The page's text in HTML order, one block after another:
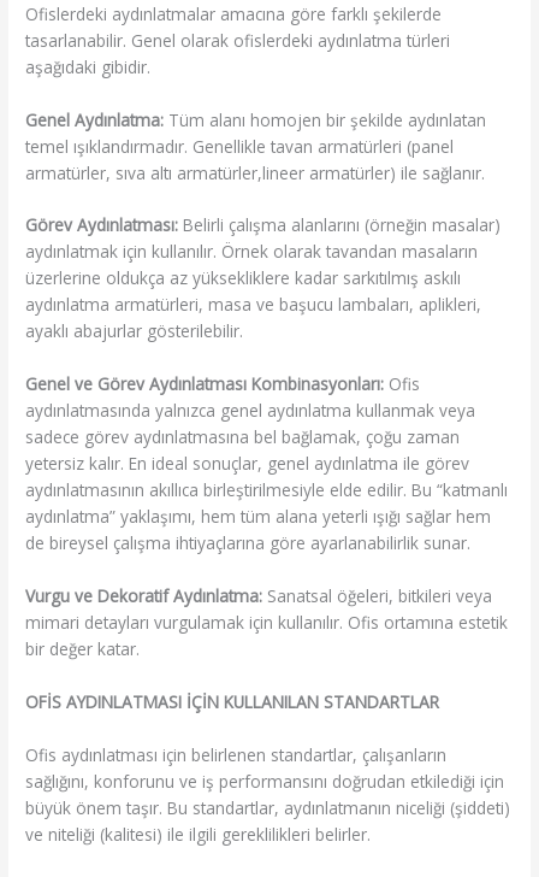
Ofislerdeki aydınlatmalar amacına göre farklı şekilerde
tasarlanabilir. Genel olarak ofislerdeki aydınlatma türleri
aşağıdaki gibidir.
Genel Aydınlatma: Tüm alanı homojen bir şekilde aydınlatan
temel ışıklandırmadır. Genellikle tavan armatürleri (panel
armatürler, sıva altı armatürler,lineer armatürler) ile sağlanır.
Görev Aydınlatması: Belirli çalışma alanlarını (örneğin masalar)
aydınlatmak için kullanılır. Örnek olarak tavandan masaların
üzerlerine oldukça az yüksekliklere kadar sarkıtılmış askılı
aydınlatma armatürleri, masa ve başucu lambaları, aplikleri,
ayaklı abajurlar gösterilebilir.
Genel ve Görev Aydınlatması Kombinasyonları: Ofis
aydınlatmasında yalnızca genel aydınlatma kullanmak veya
sadece görev aydınlatmasına bel bağlamak, çoğu zaman
yetersiz kalır. En ideal sonuçlar, genel aydınlatma ile görev
aydınlatmasının akıllıca birleştirilmesiyle elde edilir. Bu “katmanlı
aydınlatma” yaklaşımı, hem tüm alana yeterli ışığı sağlar hem
de bireysel çalışma ihtiyaçlarına göre ayarlanabilirlik sunar.
Vurgu ve Dekoratif Aydınlatma: Sanatsal öğeleri, bitkileri veya
mimari detayları vurgulamak için kullanılır. Ofis ortamına estetik
bir değer katar.
OFİS AYDINLATMASI İÇİN KULLANILAN STANDARTLAR
Ofis aydınlatması için belirlenen standartlar, çalışanların
sağlığını, konforunu ve iş performansını doğrudan etkilediği için
büyük önem taşır. Bu standartlar, aydınlatmanın niceliği (şiddeti)
ve niteliği (kalitesi) ile ilgili gereklilikleri belirler.